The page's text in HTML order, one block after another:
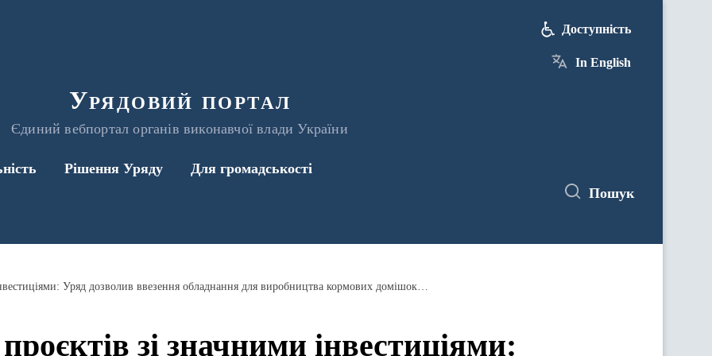
Урядовий портал
Єдиний вебпортал органів виконавчої влади України
Доступність
In English
Рішення Уряду
Для громадськості
Пошук
Підтримка проєктів зі значними інвестиціями: Уряд дозволив ввезення обладнання для виробництва кормових домішок на Черкащині
зі значними інвестиціями: